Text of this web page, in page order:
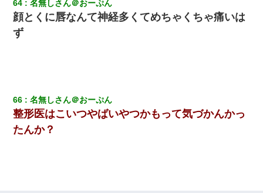
64 名無しさん＠おーぷん
顔とくに唇なんて神経多くてめちゃくちゃ痛いは
ず
66 名無しさん＠おーぷん
整形医はこいつやばいやつかもって気づかんかっ
たんか？